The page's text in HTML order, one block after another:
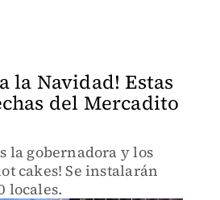
la Navidad! Estas
del Mercadito
la gobernadora y los
cakes! Se instalarán
locales.